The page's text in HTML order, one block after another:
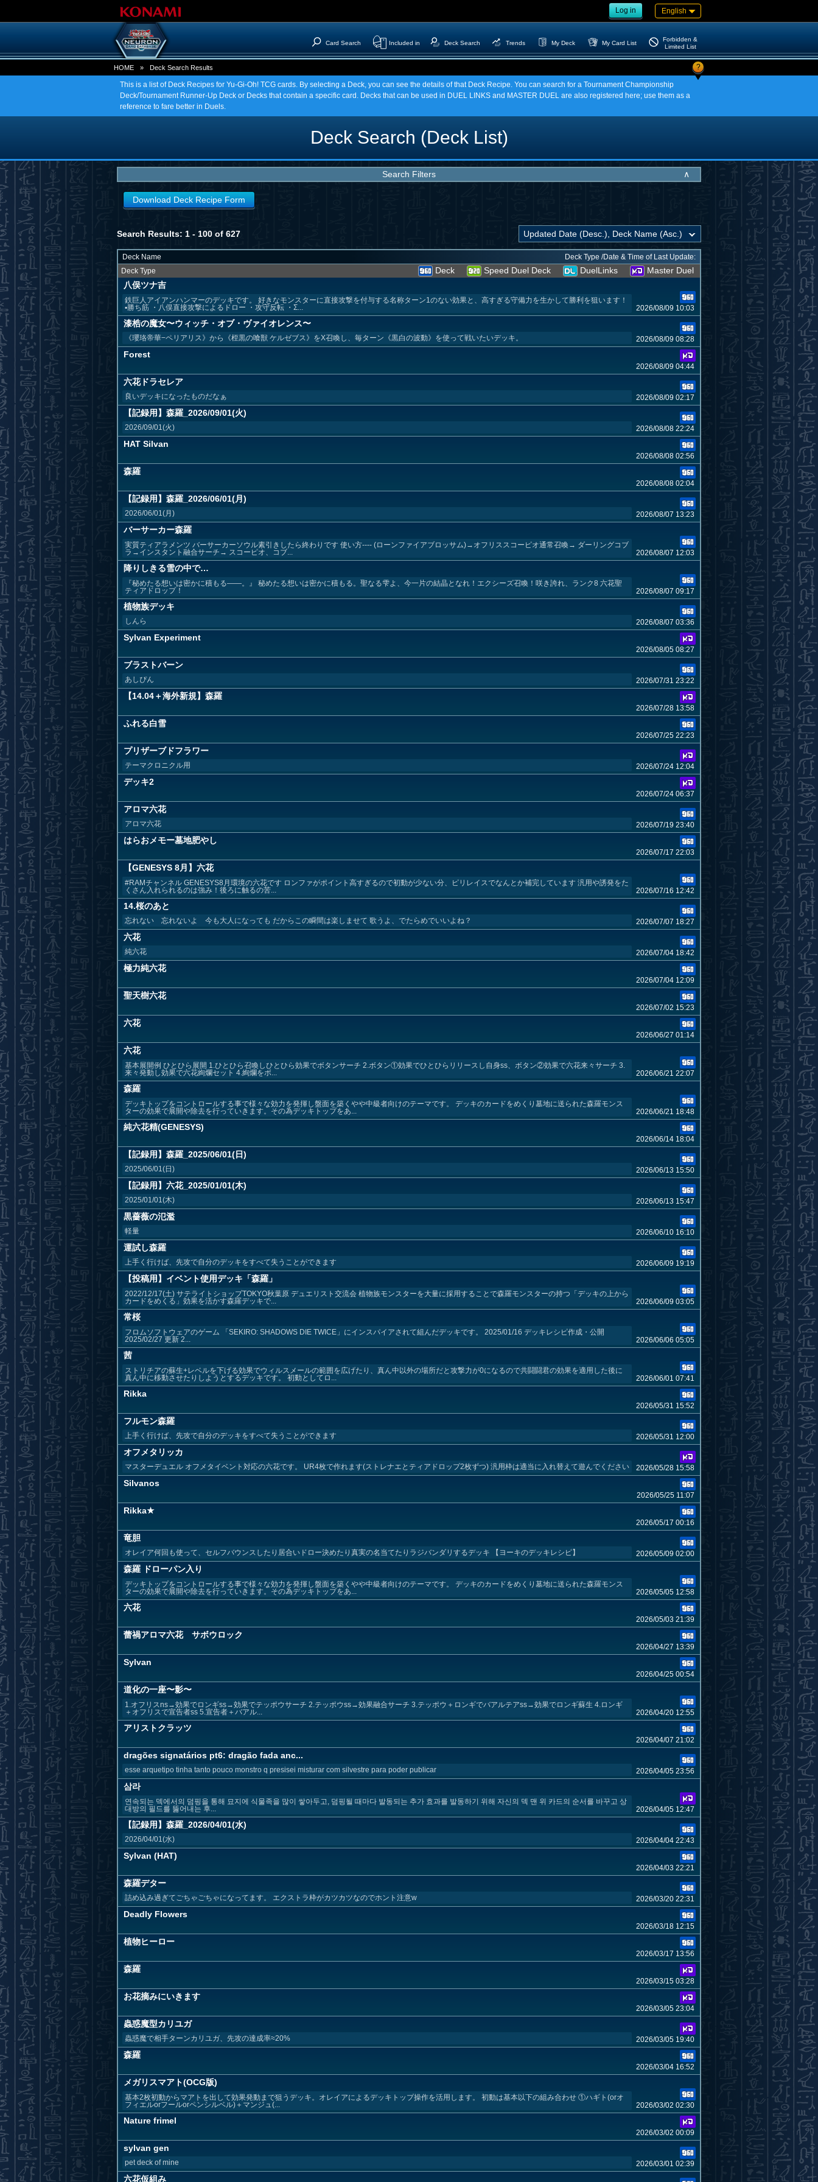
Log in English
Card Search Included in Deck Search Trends My Deck My Card List
Forbidden &
Limited List
HOME » Deck Search Results ?
This is a list of Deck Recipes for Yu-Gi-Oh! TCG cards. By selecting a Deck, you can see the details of that Deck Recipe. You can search for a Tournament Championship
Deck/Tournament Runner-Up Deck or Decks that contain a specific card. Decks that can be used in DUEL LINKS and MASTER DUEL are also registered here; use them as a
reference to fare better in Duels.
Deck Search (Deck List)
Search Filters ∧
Download Deck Recipe Form
Search Results: 1 - 100 of 627
Deck Name
Deck Type /Date & Time of Last Update:
Deck Type
Deck Speed Duel Deck DuelLinks
Master Duel
八俣ツナ吉
鉄巨人アイアンハンマーのデッキです。 好きなモンスターに直接攻撃を付与する名称ターン1のない効果と、高すぎる守備力を生かして勝利を狙います！
▪︎勝ち筋 ・八俣直接攻撃によるドロー ・攻守反転 ・Σ...
2026/08/09 10:03
漆梏の魔女〜ウィッチ・オブ・ヴァイオレンス〜
《瓔珞帝華−ペリアリス》から《桎黒の喰獣 ケルゼブス》をX召喚し、毎ターン《黒白の波動》を使って戦いたいデッキ。 2026/08/09 08:28
Forest
2026/08/09 04:44
六花ドラセレア
良いデッキになったものだなぁ 2026/08/09 02:17
【記録用】森羅_2026/09/01(火)
2026/09/01(火) 2026/08/08 22:24
HAT Silvan
2026/08/08 02:56
森羅
2026/08/08 02:04
【記録用】森羅_2026/06/01(月)
2026/06/01(月) 2026/08/07 13:23
バーサーカー森羅
実質ティアラメンツ バーサーカーソウル素引きしたら終わりです 使い方---- (ローンファイアブロッサム)→オフリススコーピオ通常召喚→ ダーリングコブ
ラ→インスタント融合サーチ→ スコーピオ、コブ...
2026/08/07 12:03
降りしきる雪の中で…
『秘めたる想いは密かに積もる――。』 秘めたる想いは密かに積もる。聖なる雫よ、今一片の結晶となれ！エクシーズ召喚！咲き誇れ、ランク8 六花聖
ティアドロップ！
2026/08/07 09:17
植物族デッキ
しんら 2026/08/07 03:36
Sylvan Experiment
2026/08/05 08:27
ブラストバーン
あしぴん 2026/07/31 23:22
【14.04＋海外新規】森羅
2026/07/28 13:58
ふれる白雪
2026/07/25 22:23
プリザーブドフラワー
テーマクロニクル用 2026/07/24 12:04
デッキ2
2026/07/24 06:37
アロマ六花
アロマ六花 2026/07/19 23:40
はらおメモー墓地肥やし
2026/07/17 22:03
【GENESYS 8月】六花
#RAMチャンネル GENESYS8月環境の六花です ロンファがポイント高すぎるので初動が少ない分、ピリレイスでなんとか補完しています 汎用や誘発をた
くさん入れられるのは強み！後ろに触るの苦...
2026/07/16 12:42
14.桜のあと
忘れない 忘れないよ 今も大人になっても だからこの瞬間は楽しませて 歌うよ、でたらめでいいよね？ 2026/07/07 18:27
六花
純六花 2026/07/04 18:42
極力純六花
2026/07/04 12:09
聖天樹六花
2026/07/02 15:23
六花
2026/06/27 01:14
六花
基本展開例 ひとひら展開 1.ひとひら召喚しひとひら効果でボタンサーチ 2.ボタン①効果でひとひらリリースし自身ss、ボタン②効果で六花来々サーチ 3.
来々発動し効果で六花絢爛セット 4.絢爛をボ...
2026/06/21 22:07
森羅
デッキトップをコントロールする事で様々な効力を発揮し盤面を築くやや中級者向けのテーマです。 デッキのカードをめくり墓地に送られた森羅モンス
ターの効果で展開や除去を行っていきます。その為デッキトップをあ...
2026/06/21 18:48
純六花精(GENESYS)
2026/06/14 18:04
【記録用】森羅_2025/06/01(日)
2025/06/01(日) 2026/06/13 15:50
【記録用】六花_2025/01/01(木)
2025/01/01(木) 2026/06/13 15:47
黒薔薇の氾濫
軽量 2026/06/10 16:10
運試し森羅
上手く行けば、先攻で自分のデッキをすべて失うことができます 2026/06/09 19:19
【投稿用】イベント使用デッキ「森羅」
2022/12/17(土) サテライトショップTOKYO秋葉原 デュエリスト交流会 植物族モンスターを大量に採用することで森羅モンスターの持つ「デッキの上から
カードをめくる」効果を活かす森羅デッキで...
2026/06/09 03:05
常桜
フロムソフトウェアのゲーム 「SEKIRO: SHADOWS DIE TWICE」にインスパイアされて組んだデッキです。 2025/01/16 デッキレシピ作成・公開
2025/02/27 更新 2...
2026/06/06 05:05
茜
ストリチアの蘇生+レベルを下げる効果でウィルスメールの範囲を広げたり、真ん中以外の場所だと攻撃力が0になるので共闘闘君の効果を適用した後に
真ん中に移動させたりしようとするデッキです。 初動としてロ...
2026/06/01 07:41
Rikka
2026/05/31 15:52
フルモン森羅
上手く行けば、先攻で自分のデッキをすべて失うことができます 2026/05/31 12:00
オフメタリッカ
マスターデュエル オフメタイベント対応の六花です。 UR4枚で作れます(ストレナエとティアドロップ2枚ずつ) 汎用枠は適当に入れ替えて遊んでください 2026/05/28 15:58
Silvanos
2026/05/25 11:07
Rikka★
2026/05/17 00:16
竜胆
オレイア何回も使って、セルフバウンスしたり居合いドロー決めたり真実の名当てたりラジバンダリするデッキ 【ヨーキのデッキレシピ】 2026/05/09 02:00
森羅 ドローパン入り
デッキトップをコントロールする事で様々な効力を発揮し盤面を築くやや中級者向けのテーマです。 デッキのカードをめくり墓地に送られた森羅モンス
ターの効果で展開や除去を行っていきます。その為デッキトップをあ...
2026/05/05 12:58
六花
2026/05/03 21:39
蕾禍アロマ六花 サボウロック
2026/04/27 13:39
Sylvan
2026/04/25 00:54
道化の一座〜影〜
1.オフリスns→効果でロンギss→効果でテッポウサーチ 2.テッポウss→効果融合サーチ 3.テッポウ＋ロンギでバアルテアss→効果でロンギ蘇生 4.ロンギ
＋オフリスで宣告者ss 5.宣告者＋バアル...
2026/04/20 12:55
アリストクラッツ
2026/04/07 21:02
dragões signatários pt6: dragão fada anc...
esse arquetipo tinha tanto pouco monstro q presisei misturar com silvestre para poder publicar 2026/04/05 23:56
삼라
연속되는 덱에서의 덤핑을 통해 묘지에 식물족을 많이 쌓아두고, 덤핑될 때마다 발동되는 추가 효과를 발동하기 위해 자신의 덱 맨 위 카드의 순서를 바꾸고 상
대방의 필드를 뚫어내는 후...
2026/04/05 12:47
【記録用】森羅_2026/04/01(水)
2026/04/01(水) 2026/04/04 22:43
Sylvan (HAT)
2026/04/03 22:21
森羅デター
詰め込み過ぎてごちゃごちゃになってます。 エクストラ枠がカツカツなのでホント注意w 2026/03/20 22:31
Deadly Flowers
2026/03/18 12:15
植物ヒーロー
2026/03/17 13:56
森羅
2026/03/15 03:28
お花摘みにいきます
2026/03/05 23:04
蟲惑魔型カリユガ
蟲惑魔で相手ターンカリユガ、先攻の達成率≈20% 2026/03/05 19:40
森羅
2026/03/04 16:52
メガリスマアト(OCG版)
基本2枚初動からマアトを出して効果発動まで狙うデッキ。オレイアによるデッキトップ操作を活用します。 初動は基本以下の組み合わせ ①ハギト(orオ
フィエルorフールorペンシルベル)＋マンジュ(...
2026/03/02 02:30
Nature frimel
2026/03/02 00:09
sylvan gen
pet deck of mine 2026/03/01 02:39
六花仮組み